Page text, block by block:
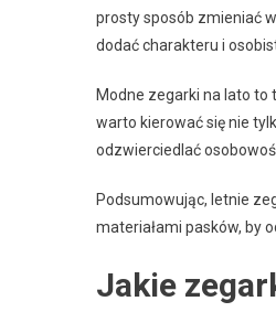
prosty sposób zmieniać
dodać charakteru i
Modne zegarki na lato
warto kierować się nie
odzwierciedlać
Podsumowując, letnie
materiałami pasków, by
Jakie